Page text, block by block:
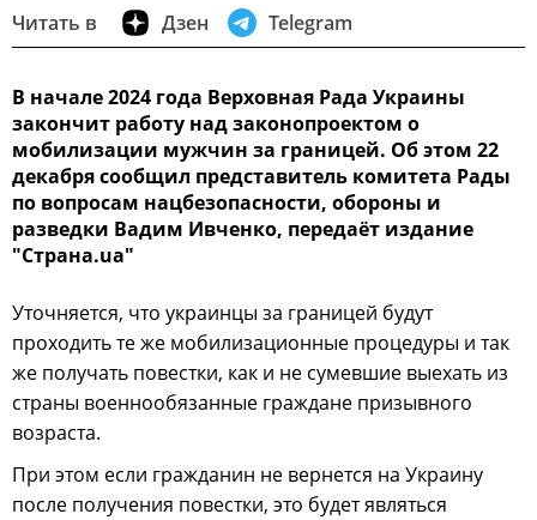
Читать в Дзен Telegram
В начале 2024 года Верховная Рада Украины
закончит работу над законопроектом о
мобилизации мужчин за границей. Об этом 22
декабря сообщил представитель комитета Рады
по вопросам нацбезопасности, обороны и
разведки Вадим Ивченко, передаёт издание
"Страна.ua"
Уточняется, что украинцы за границей будут
проходить те же мобилизационные процедуры и так
же получать повестки, как и не сумевшие выехать из
страны военнообязанные граждане призывного
возраста.
При этом если гражданин не вернется на Украину
после получения повестки, это будет являться